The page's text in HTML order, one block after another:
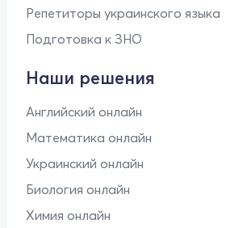
Репетиторы украинского языка
Подготовка к ЗНО
Наши решения
Английский онлайн
Математика онлайн
Украинский онлайн
Биология онлайн
Химия онлайн